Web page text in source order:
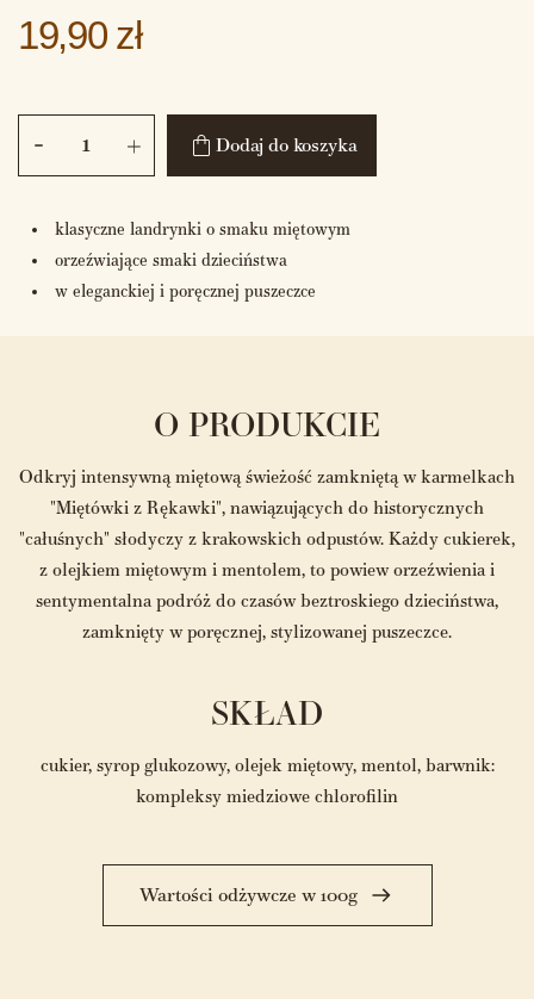
19,90 zł
Dodaj do koszyka
klasyczne landrynki o smaku miętowym
orzeźwiające smaki dzieciństwa
w eleganckiej i poręcznej puszeczce
O PRODUKCIE
Odkryj intensywną miętową świeżość zamkniętą w karmelkach
"Miętówki z Rękawki", nawiązujących do historycznych
"całuśnych" słodyczy z krakowskich odpustów. Każdy cukierek,
z olejkiem miętowym i mentolem, to powiew orzeźwienia i
sentymentalna podróż do czasów beztroskiego dzieciństwa,
zamknięty w poręcznej, stylizowanej puszeczce.
SKŁAD
cukier, syrop glukozowy, olejek miętowy, mentol, barwnik:
kompleksy miedziowe chlorofilin
Wartości odżywcze w 100g